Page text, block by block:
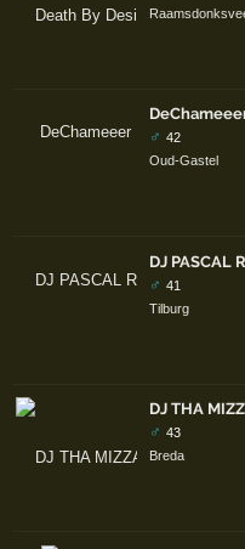
♂ 42
Oud-Gastel
DJ PASCAL
♂ 41
Tilburg
DJ THA
♂ 43
Breda